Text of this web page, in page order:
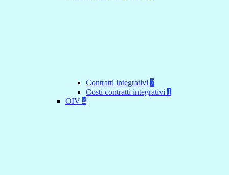
Contratti integrativi 7
Costi contratti integrativi 1
OIV 4